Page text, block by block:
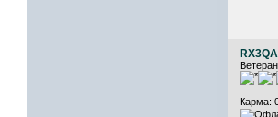
Ветеран
Карма: